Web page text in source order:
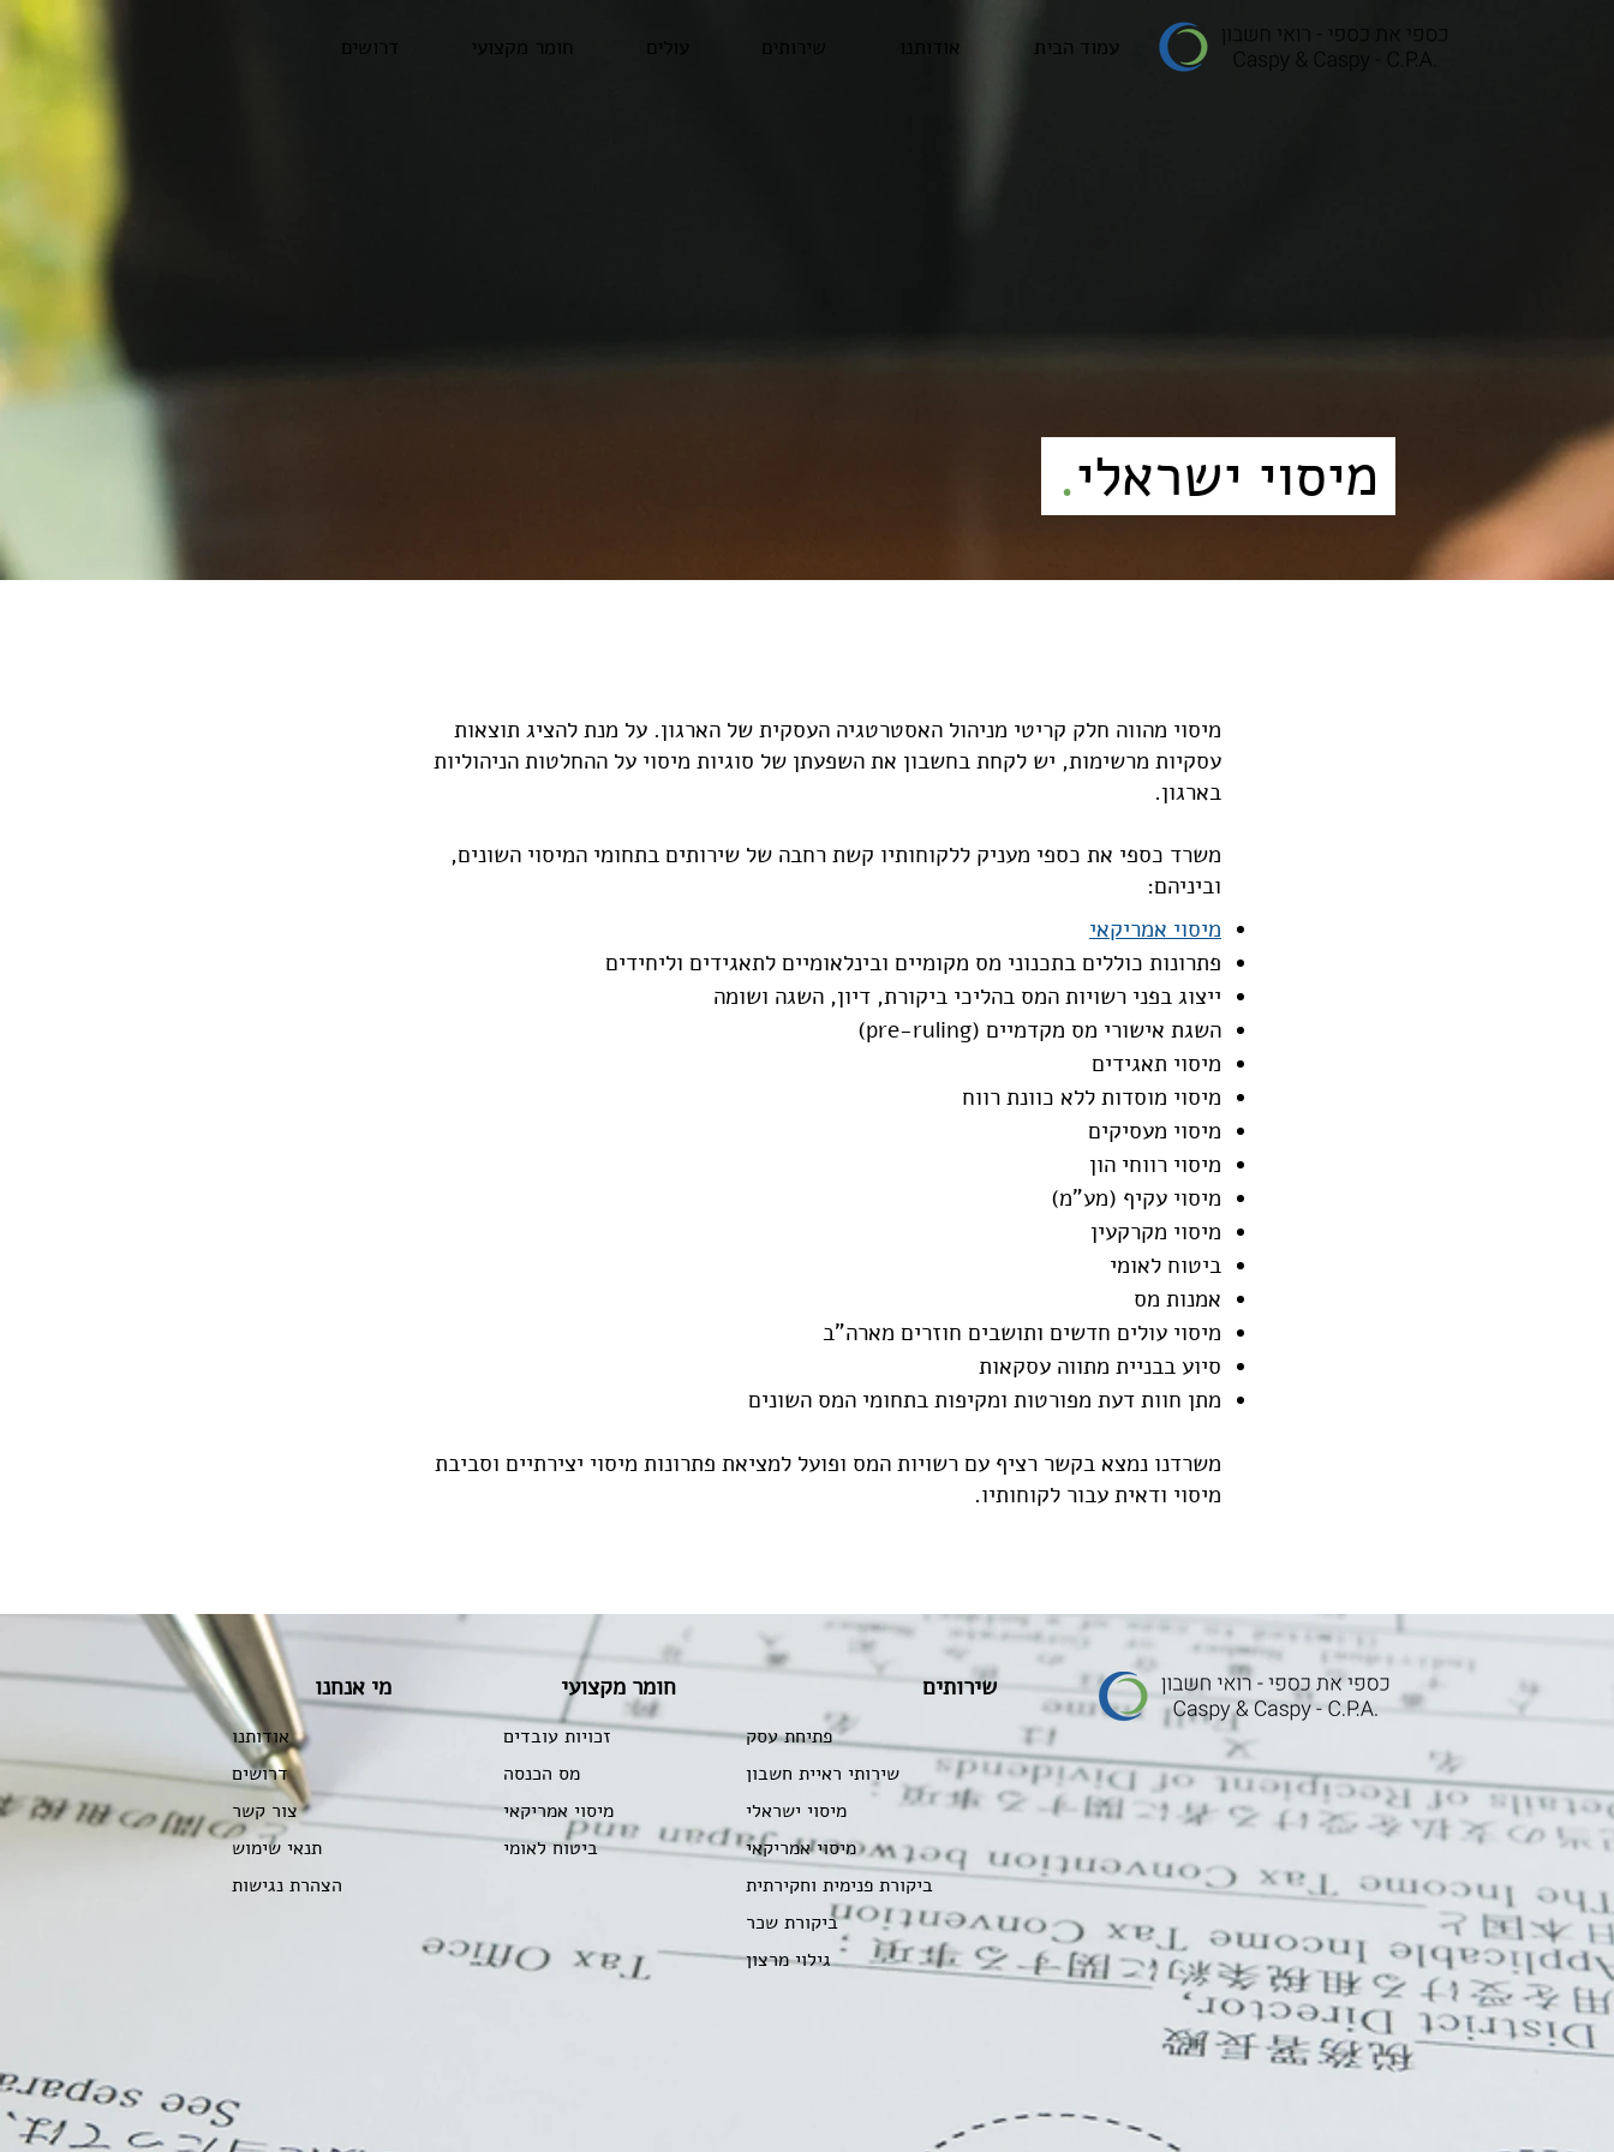
עמוד הבית אודותנו שירותים עולים חומר מקצועי דרושים
מיסוי ישראלי.
מיסוי מהווה חלק קריטי מניהול האסטרטגיה העסקית של הארגון. על מנת להציג תוצאות
עסקיות מרשימות, יש לקחת בחשבון את השפעתן של סוגיות מיסוי על ההחלטות הניהוליות
בארגון.
משרד כספי את כספי מעניק ללקוחותיו קשת רחבה של שירותים בתחומי המיסוי השונים,
וביניהם:
מיסוי אמריקאי
פתרונות כוללים בתכנוני מס מקומיים ובינלאומיים לתאגידים וליחידים
ייצוג בפני רשויות המס בהליכי ביקורת, דיון, השגה ושומה
השגת אישורי מס מקדמיים (pre-ruling)
מיסוי תאגידים
מיסוי מוסדות ללא כוונת רווח
מיסוי מעסיקים
מיסוי רווחי הון
מיסוי עקיף (מע"מ)
מיסוי מקרקעין
ביטוח לאומי
אמנות מס
מיסוי עולים חדשים ותושבים חוזרים מארה"ב
סיוע בבניית מתווה עסקאות
מתן חוות דעת מפורטות ומקיפות בתחומי המס השונים
משרדנו נמצא בקשר רציף עם רשויות המס ופועל למציאת פתרונות מיסוי יצירתיים וסביבת
מיסוי ודאית עבור לקוחותיו.
מי אנחנו
אודותנו
דרושים
צור קשר
תנאי שימוש
הצהרת נגישות
חומר מקצועי
זכויות עובדים
מס הכנסה
מיסוי אמריקאי
ביטוח לאומי
שירותים
פתיחת עסק
שירותי ראיית חשבון
מיסוי ישראלי
מיסוי אמריקאי
ביקורת פנימית וחקירתית
ביקורת שכר
גילוי מרצון